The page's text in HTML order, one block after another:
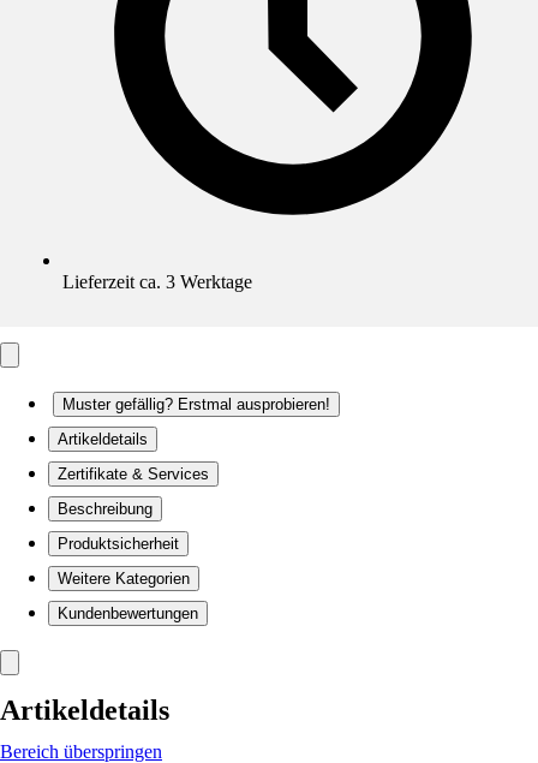
Lieferzeit ca. 3 Werktage
Muster gefällig? Erstmal ausprobieren!
Artikeldetails
Zertifikate & Services
Beschreibung
Produktsicherheit
Weitere Kategorien
Kundenbewertungen
Artikeldetails
Bereich überspringen